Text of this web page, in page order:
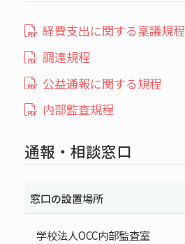
経費支出に関する稟議規程
調達規程
公益通報に関する規程
内部監査規程
通報・相談窓口
窓口の設置場所
学校法人OCC内部監査室